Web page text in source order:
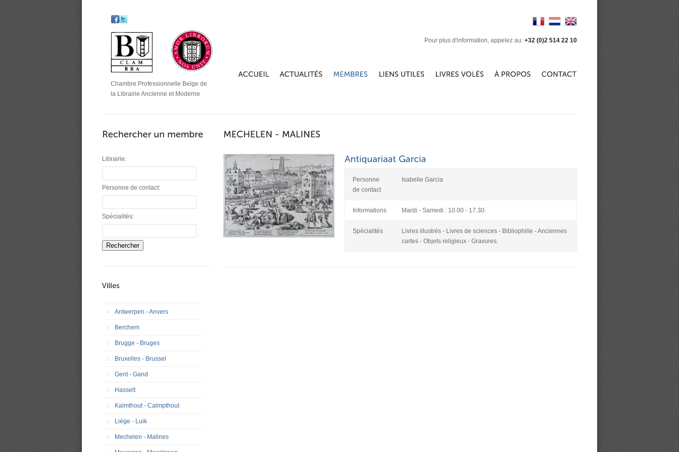
Chambre Professionnelle Belge de
la Librairie Ancienne et Moderne
Pour plus d'information, appelez au: +32 (0)2 514 22 10
Librairie:
Personne de contact:
Spécialités:
Rechercher
Antwerpen - Anvers
Berchem
Brugge - Bruges
Bruxelles - Brussel
Gent - Gand
Hasselt
Kalmthout - Calmpthout
Liège - Luik
Mechelen - Malines
Personne
de contact
Isabelle Garcia
Informations Mardi - Samedi : 10.00 - 17.30.
Spécialités
Livres illustrés - Livres de sciences - Bibliophilie - Anciennes
cartes - Objets religieux - Gravures.